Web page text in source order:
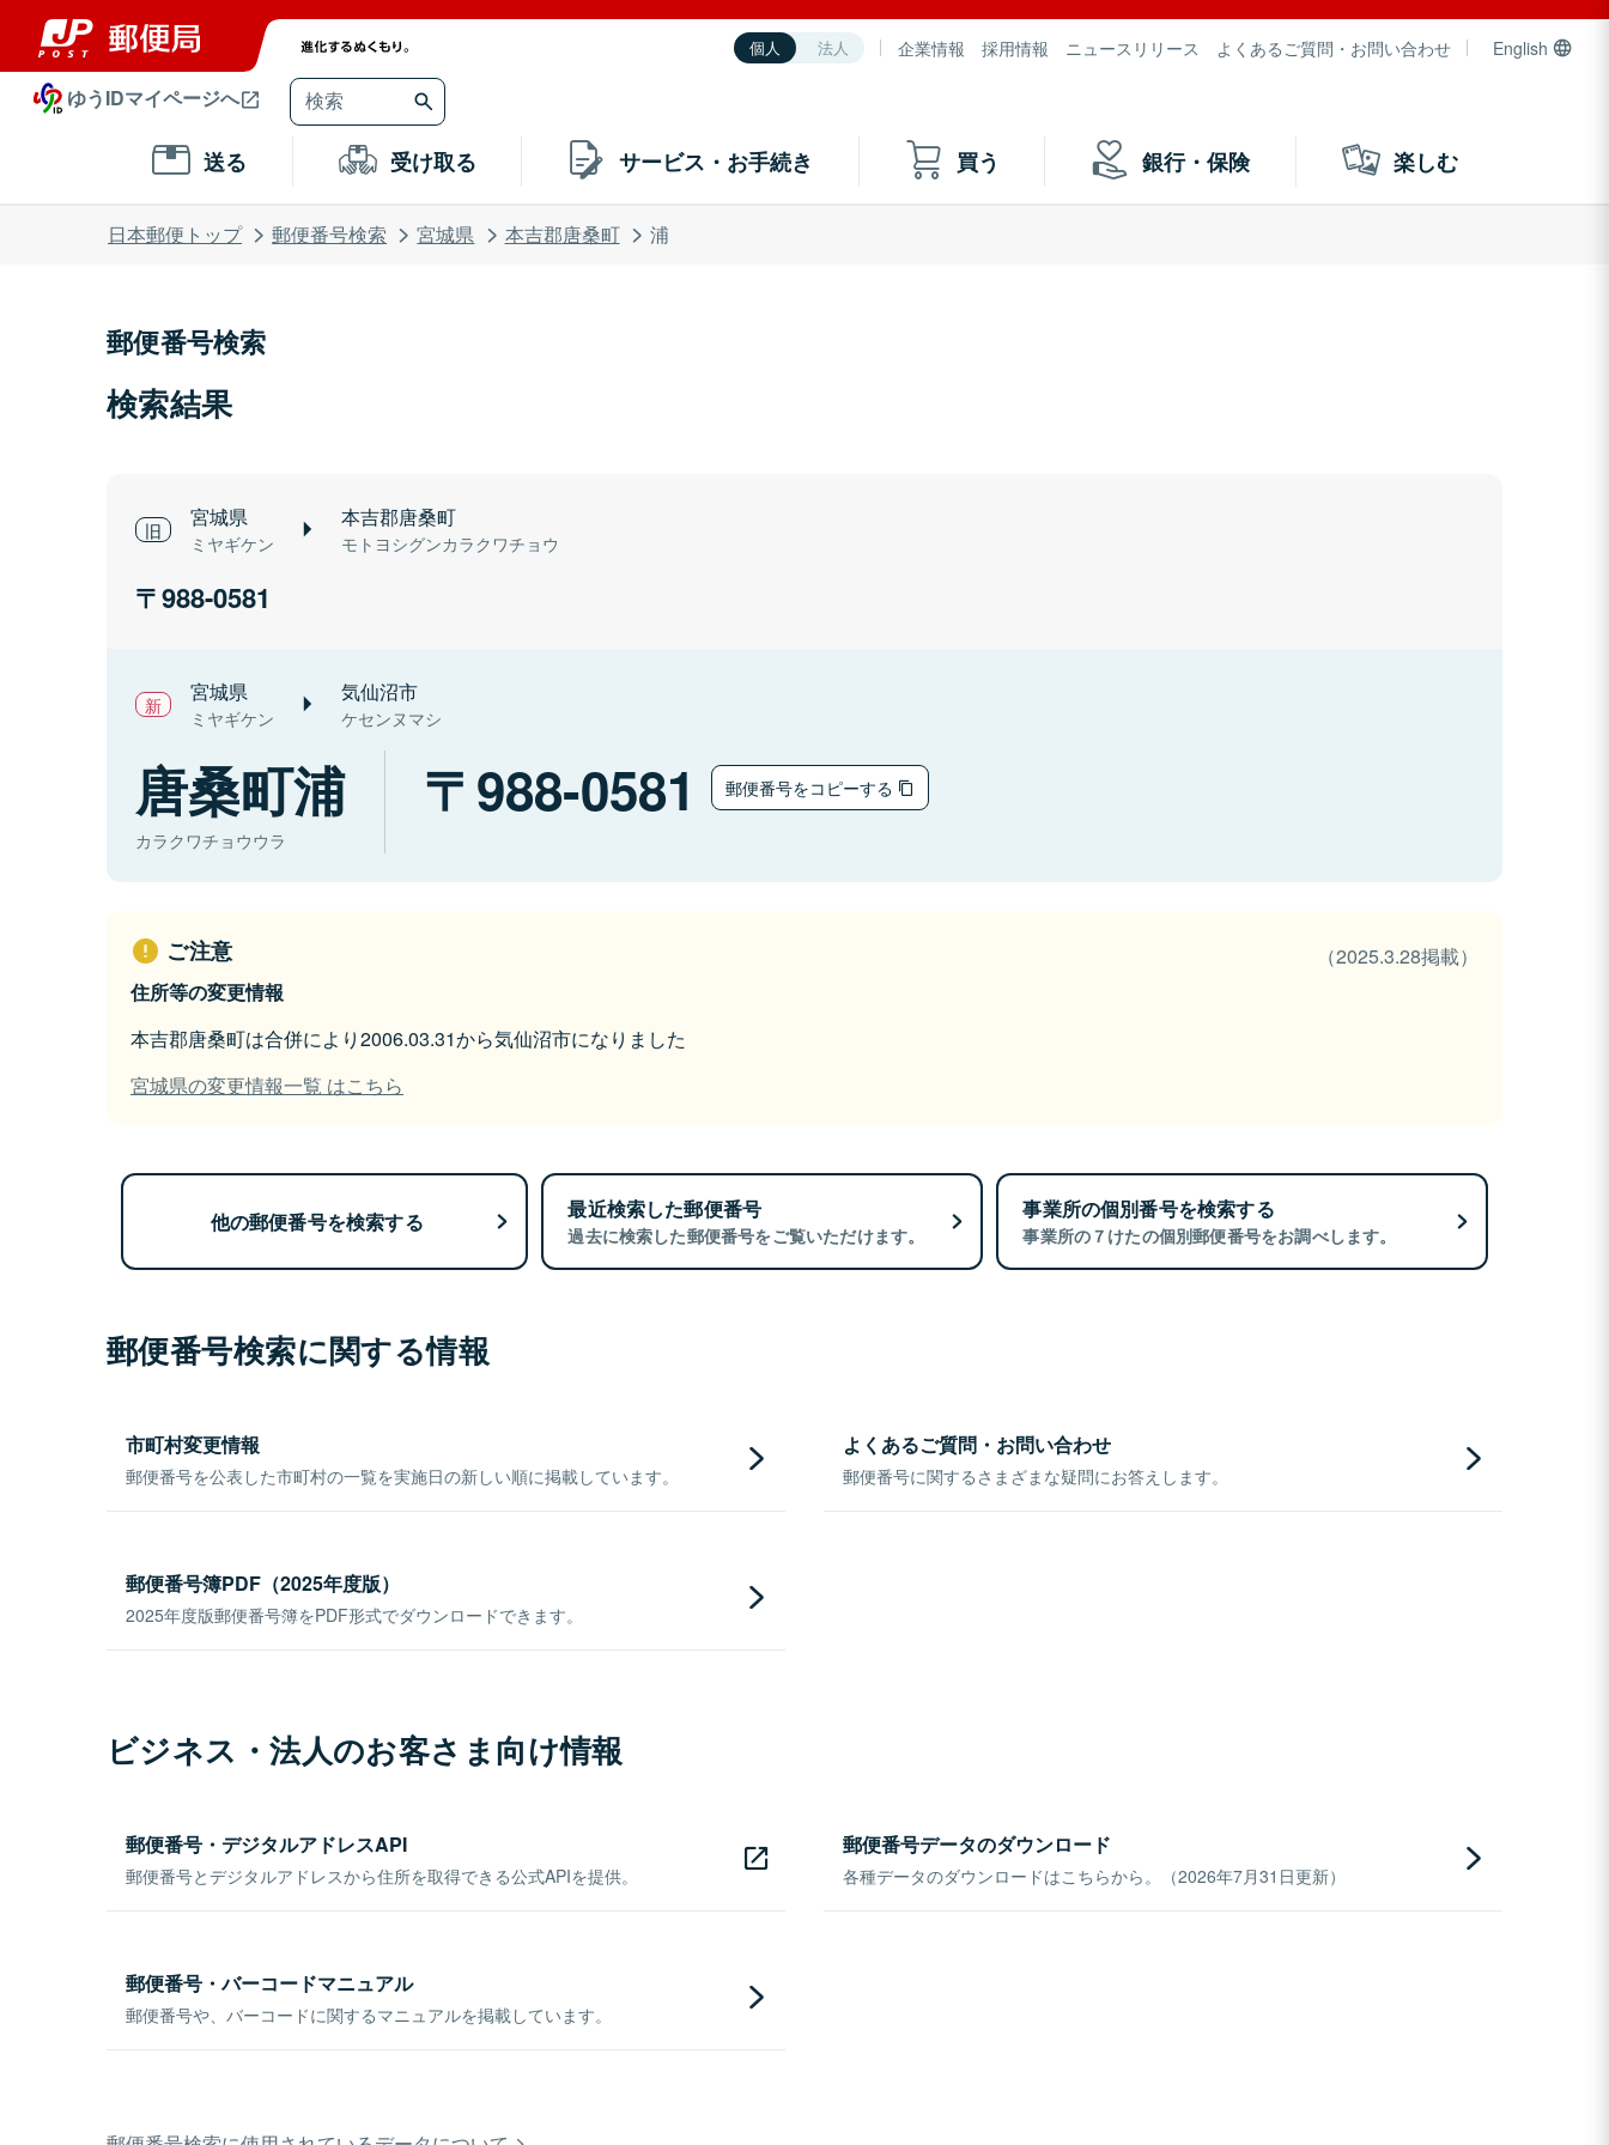
個人 法人 企業情報 採用情報 ニュースリリース よくあるご質問・お問い合わせ English
ゆうIDマイページへ
送る 受け取る サービス・お手続き 買う 銀行・保険 楽しむ
日本郵便トップ 郵便番号検索 宮城県 本吉郡唐桑町 浦
郵便番号検索
検索結果
宮城県
ミヤギケン
本吉郡唐桑町
モトヨシグンカラクワチョウ
988-0581
宮城県
ミヤギケン
気仙沼市
ケセンヌマシ
唐桑町浦
カラクワチョウウラ
988-0581 郵便番号をコピーする
ご注意
（2025.3.28掲載）
住所等の変更情報
本吉郡唐桑町は合併により2006.03.31から気仙沼市になりました
宮城県の変更情報一覧 はこちら
他の郵便番号を検索する 最近検索した郵便番号
過去に検索した郵便番号をご覧いただけます。
事業所の個別番号を検索する
事業所の７けたの個別郵便番号をお調べします。
郵便番号検索に関する情報
市町村変更情報
郵便番号を公表した市町村の一覧を実施日の新しい順に掲載しています。
よくあるご質問・お問い合わせ
郵便番号に関するさまざまな疑問にお答えします。
郵便番号簿PDF（2025年度版）
2025年度版郵便番号簿をPDF形式でダウンロードできます。
ビジネス・法人のお客さま向け情報
郵便番号・デジタルアドレスAPI
郵便番号とデジタルアドレスから住所を取得できる公式APIを提供。
郵便番号データのダウンロード
各種データのダウンロードはこちらから。（2026年7月31日更新）
郵便番号・バーコードマニュアル
郵便番号や、バーコードに関するマニュアルを掲載しています。